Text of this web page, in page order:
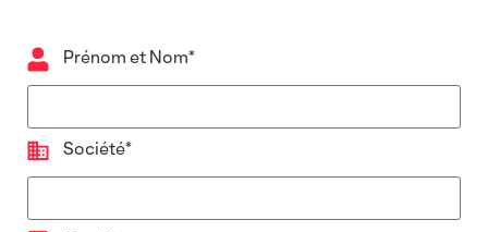
Prénom et Nom*
Société*